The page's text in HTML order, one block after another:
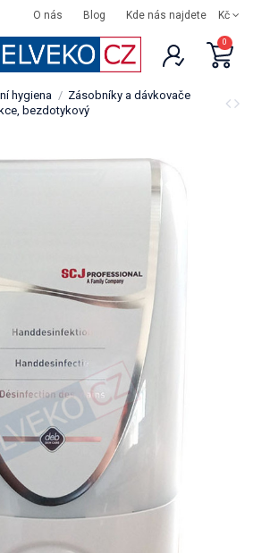
O nás Blog Kde nás najdete Kč
0
hygiena
Zásobníky a dávkovače
bezdotykový